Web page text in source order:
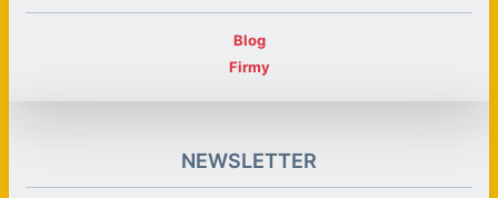
Blog
Firmy
NEWSLETTER